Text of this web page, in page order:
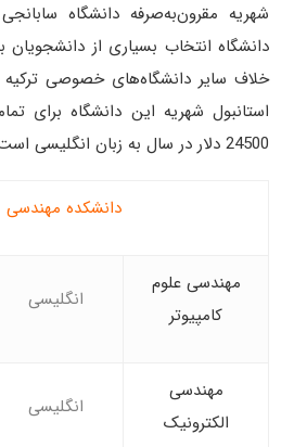
شهریه مقرون‌به‌صرفه دانشگاه
دانشگاه انتخاب بسیاری از
خلاف سایر دانشگاه‌های خصوصی ترکیه
استانبول شهریه این دانشگاه برای
24500 دلار در سال به زبان انگلیسی است.
دانشکده مهندسی
انگلیسی
مهندسی علوم
کامپیوتر
انگلیسی
مهندسی
الکترونیک